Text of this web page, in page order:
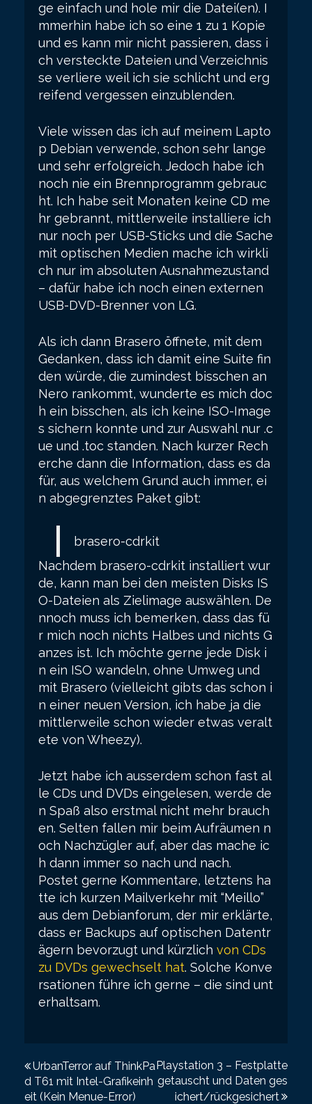
ge einfach und hole mir die Datei(en). I
mmerhin habe ich so eine 1 zu 1 Kopie
und es kann mir nicht passieren, dass i
ch versteckte Dateien und Verzeichnis
se verliere weil ich sie schlicht und erg
reifend vergessen einzublenden.
Viele wissen das ich auf meinem Lapto
p Debian verwende, schon sehr lange
und sehr erfolgreich. Jedoch habe ich
noch nie ein Brennprogramm gebrauc
ht. Ich habe seit Monaten keine CD me
hr gebrannt, mittlerweile installiere ich
nur noch per USB-Sticks und die Sache
mit optischen Medien mache ich wirkli
ch nur im absoluten Ausnahmezustand
– dafür habe ich noch einen externen
USB-DVD-Brenner von LG.
Als ich dann Brasero öffnete, mit dem
Gedanken, dass ich damit eine Suite fin
den würde, die zumindest bisschen an
Nero rankommt, wunderte es mich doc
h ein bisschen, als ich keine ISO-Image
s sichern konnte und zur Auswahl nur .c
ue und .toc standen. Nach kurzer Rech
erche dann die Information, dass es da
für, aus welchem Grund auch immer, ei
n abgegrenztes Paket gibt:
brasero-cdrkit
Nachdem brasero-cdrkit installiert wur
de, kann man bei den meisten Disks IS
O-Dateien als Zielimage auswählen. De
nnoch muss ich bemerken, dass das fü
r mich noch nichts Halbes und nichts G
anzes ist. Ich möchte gerne jede Disk i
n ein ISO wandeln, ohne Umweg und
mit Brasero (vielleicht gibts das schon i
n einer neuen Version, ich habe ja die
mittlerweile schon wieder etwas veralt
ete von Wheezy).
Jetzt habe ich ausserdem schon fast al
le CDs und DVDs eingelesen, werde de
n Spaß also erstmal nicht mehr brauch
en. Selten fallen mir beim Aufräumen n
och Nachzügler auf, aber das mache ic
h dann immer so nach und nach.
Postet gerne Kommentare, letztens ha
tte ich kurzen Mailverkehr mit “Meillo”
aus dem Debianforum, der mir erklärte,
dass er Backups auf optischen Datentr
ägern bevorzugt und kürzlich von CDs
zu DVDs gewechselt hat. Solche Konve
rsationen führe ich gerne – die sind unt
erhaltsam.
P
o
UrbanTerror auf ThinkPa
d T61 mit Intel-Grafikeinh
eit (Kein Menue-Error)
Playstation 3 – Festplatte
getauscht und Daten ges
ichert/rückgesichert